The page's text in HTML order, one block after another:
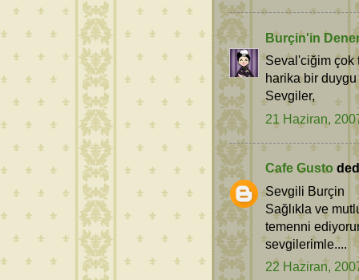
Burçin'in
Seval'ciğim çok
harika bir duygu
Sevgiler,
21 Haziran,
Cafe Gusto
Sevgili Burçin
Sağlıkla ve
temenni
sevgilerimle....
22 Haziran,